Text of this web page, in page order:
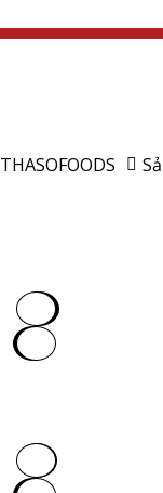
THASOFOODS